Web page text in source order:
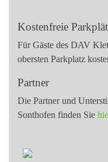
Kostenfreie
Für Gäste des DAV
obersten Parkplatz
Partner
Die Partner und
Sonthofen finden Sie